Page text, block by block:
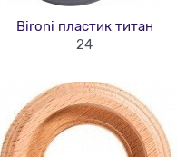
Bironi пластик титан
24